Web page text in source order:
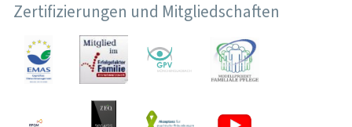
Zertifizierungen und Mitgliedschaften